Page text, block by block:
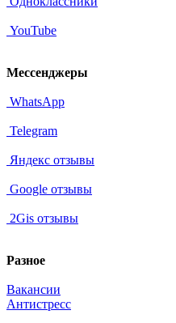
YouTube
Мессенджеры
WhatsApp
Telegram
Яндекс отзывы
Google отзывы
2Gis отзывы
Разное
Вакансии
Антистресс